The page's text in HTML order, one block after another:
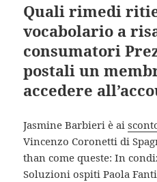
Quali rimedi
vocabolario a
consumatori
postali un
accedere
Jasmine Barbieri è ai
Vincenzo Coronetti di
than come queste: In
Soluzioni ospiti Paola